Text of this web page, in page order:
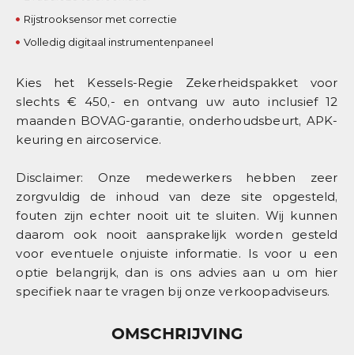
Rijstrooksensor met correctie
Volledig digitaal instrumentenpaneel
Kies het Kessels-Regie Zekerheidspakket voor
slechts € 450,- en ontvang uw auto inclusief 12
maanden BOVAG-garantie, onderhoudsbeurt, APK-
keuring en aircoservice.
Disclaimer: Onze medewerkers hebben zeer
zorgvuldig de inhoud van deze site opgesteld,
fouten zijn echter nooit uit te sluiten. Wij kunnen
daarom ook nooit aansprakelijk worden gesteld
voor eventuele onjuiste informatie. Is voor u een
optie belangrijk, dan is ons advies aan u om hier
specifiek naar te vragen bij onze verkoopadviseurs.
OMSCHRIJVING